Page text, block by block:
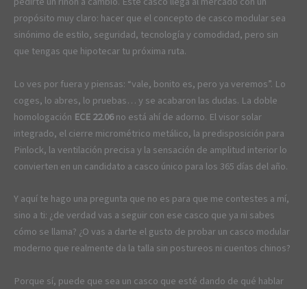
propósito muy claro: hacer que el concepto de casco modular sea
sinónimo de estilo, seguridad, tecnología y comodidad, pero sin
que tengas que hipotecar tu próxima ruta.
Lo ves por fuera y piensas: “vale, bonito es, pero ya veremos”. Lo
coges, lo abres, lo pruebas… y se acabaron las dudas. La doble
homologación ECE 22.06no está ahí de adorno. El visor solar
integrado, el cierre micrométrico metálico, la predisposición para
Pinlock, la ventilación precisa y la sensación de amplitud interior lo
convierten en un candidato a casco único para los 365 días del año.
Y aquí te hago una pregunta que no es para que me contestes a mí,
sino a ti: ¿de verdad vas a seguir con ese casco que ya ni sabes
cómo se llama? ¿O vas a darte el gusto de probar un casco modular
moderno que realmente da la talla sin postureos ni cuentos chinos?
Porque sí, puede que sea un casco que esté dando de qué hablar